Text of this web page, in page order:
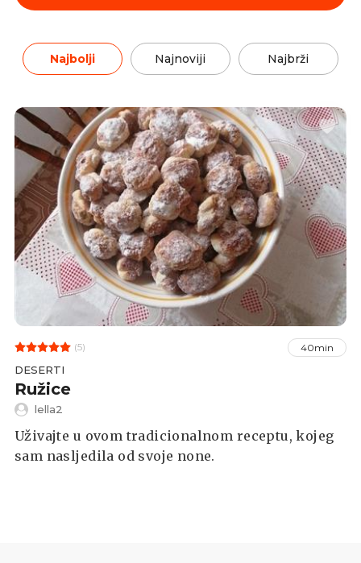
Najbolji Najnoviji Najbrži
(5) 40min
DESERTI
Ružice
lella2
Uživajte u ovom tradicionalnom receptu, kojeg
sam nasljedila od svoje none.